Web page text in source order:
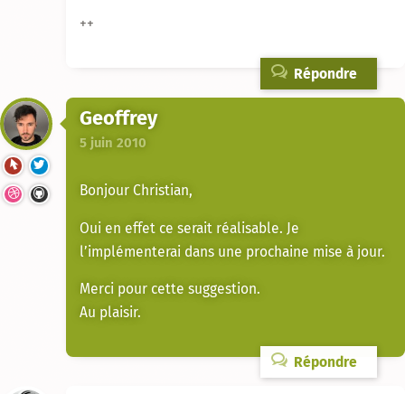
++
Répondre
Geoffrey
5 juin 2010
Bonjour Christian,
Oui en effet ce serait réalisable. Je
l’implémenterai dans une prochaine mise à jour.
Merci pour cette suggestion.
Au plaisir.
Répondre